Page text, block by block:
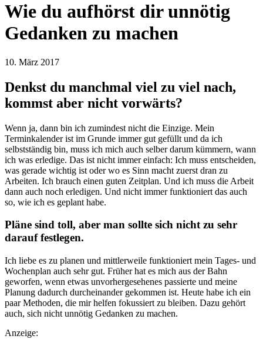
Wie du aufhörst dir unnötig
Gedanken zu machen
10. März 2017
Denkst du manchmal viel zu viel nach,
kommst aber nicht vorwärts?
Wenn ja, dann bin ich zumindest nicht die Einzige. Mein
Terminkalender ist im Grunde immer gut gefüllt und da ich
selbstständig bin, muss ich mich auch selber darum kümmern, wann
ich was erledige. Das ist nicht immer einfach: Ich muss entscheiden,
was gerade wichtig ist oder wo es Sinn macht zuerst dran zu
Arbeiten. Ich brauch einen guten Zeitplan. Und ich muss die Arbeit
dann auch noch erledigen. Und nicht immer funktioniert das auch
so, wie ich es geplant habe.
Pläne sind toll, aber man sollte sich nicht zu sehr
darauf festlegen.
Ich liebe es zu planen und mittlerweile funktioniert mein Tages- und
Wochenplan auch sehr gut. Früher hat es mich aus der Bahn
geworfen, wenn etwas unvorhergesehenes passierte und meine
Planung dadurch durcheinander gekommen ist. Heute habe ich ein
paar Methoden, die mir helfen fokussiert zu bleiben. Dazu gehört
auch, sich nicht unnötig Gedanken zu machen.
Anzeige: